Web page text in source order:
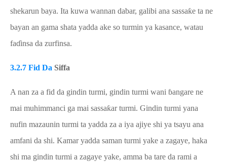
shekarun baya. Ita kuwa wannan dabar, galibi ana sassaƙe ta ne
bayan an gama shata yadda ake so turmin ya kasance, watau
faɗinsa da zurfinsa.
3.2.7 Fid Da Siffa
A nan za a fid da gindin turmi, gindin turmi wani ɓangare ne
mai muhimmanci ga mai sassaƙar turmi. Gindin turmi yana
nufin mazaunin turmi ta yadda za a iya ajiye shi ya tsayu ana
amfani da shi. Kamar yadda saman turmi yake a zagaye, haka
shi ma gindin turmi a zagaye yake, amma ba tare da rami a